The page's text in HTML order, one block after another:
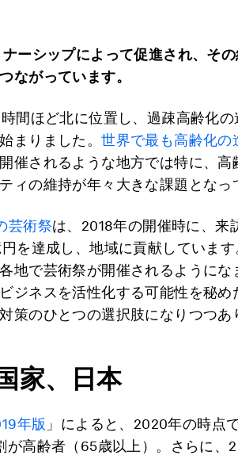
ナーシップによって促進され、そ
ながっています。
間ほど北に位置し、過疎高齢化
まりました。世界で最も高齢化の
催されるような地方では特に、高
ィの維持が年々大きな課題となっ
芸術祭は、2018年の開催時に、来
を達成し、地域に貢献していま
地で芸術祭が開催されるようにな
ジネスを活性化する可能性を秘め
策のひとつの選択肢になりつつあ
家、日本
年版 」によると、2020年の時点
が高齢者（65歳以上）。さらに、